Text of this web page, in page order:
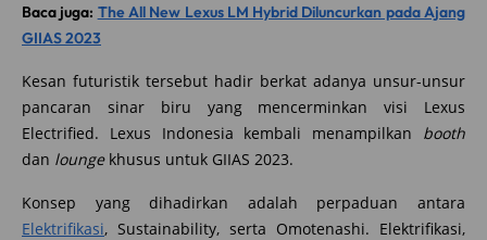
Baca juga: The All New Lexus LM Hybrid Diluncurkan pada Ajang
GIIAS 2023
Kesan futuristik tersebut hadir berkat adanya unsur-unsur
pancaran sinar biru yang mencerminkan visi Lexus
Electrified. Lexus Indonesia kembali menampilkan booth
dan lounge khusus untuk GIIAS 2023.
Konsep yang dihadirkan adalah perpaduan antara
Elektrifikasi, Sustainability, serta Omotenashi. Elektrifikasi,